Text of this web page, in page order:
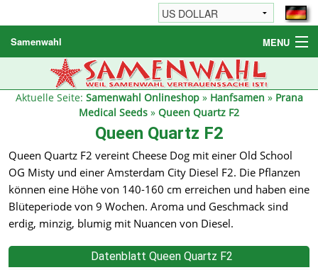
Samenwahl MENU
Hanfsamen
Weitere Produkte
Reseller
Aktuelle Seite: Samenwahl Onlineshop» Hanfsamen » Prana
Medical Seeds » Queen Quartz F2
Queen Quartz F2
Queen Quartz F2 vereint Cheese Dog mit einer Old School
OG Misty und einer Amsterdam City Diesel F2. Die Pflanzen
können eine Höhe von 140-160 cm erreichen und haben eine
Blüteperiode von 9 Wochen. Aroma und Geschmack sind
erdig, minzig, blumig mit Nuancen von Diesel.
Datenblatt Queen Quartz F2